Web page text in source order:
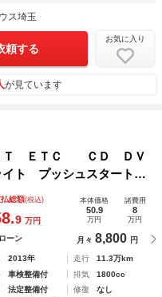
ス埼玉
頼する
お気に入り
が見ています
Ｔ ＥＴＣ ＣＤ ＤＶ
イト プッシュスタート
ンカーミラー オートラ
総額(税込)
9 万円
本体価格
50.9
万円
諸費用
8
万円
ーン 月々 8,800 円
2013年 走行
11.3万km
車検整備付 排気
1800cc
法定整備付 修復
なし